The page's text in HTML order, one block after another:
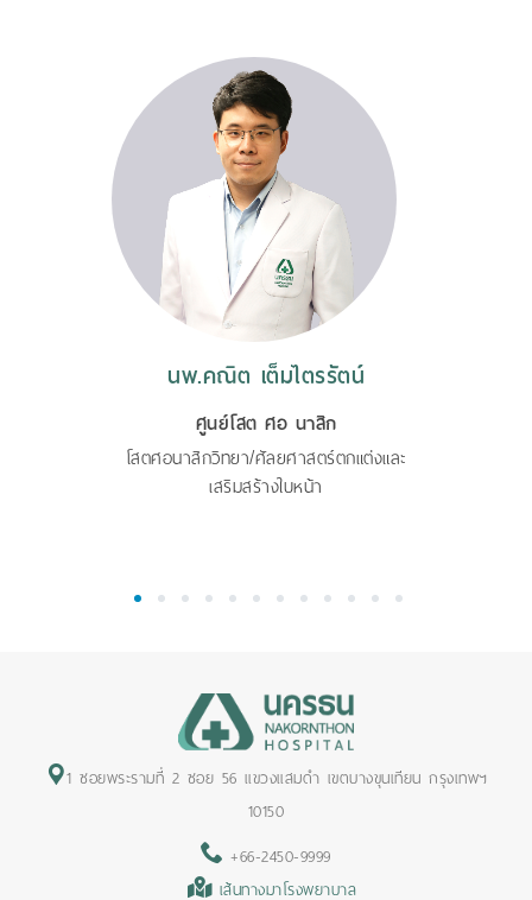
นพ.คณิต เต็มไตรรัตน์
ศูนย์โสต ศอ นาสิก
โสตศอนาสิกวิทยา/ศัลยศาสตร์ตกแต่งและ
เสริมสร้างใบหน้า
1 2 3 4 5 6 7 8 9 10 11 12
1 ซอยพระรามที่ 2 ซอย 56 แขวงแสมดำ เขตบางขุนเทียน กรุงเทพฯ
10150
+66-2450-9999
เส้นทางมาโรงพยาบาล